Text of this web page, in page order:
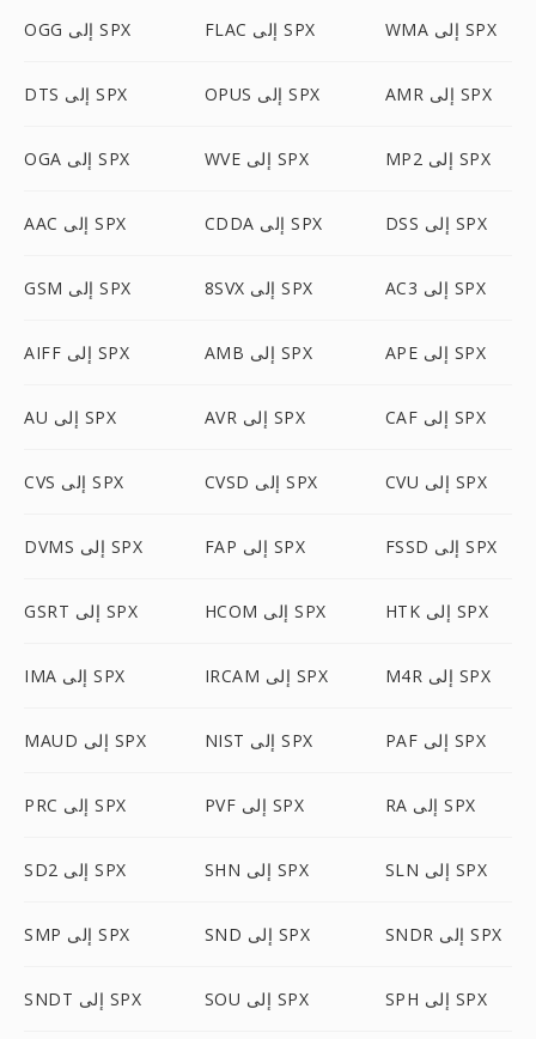
OGG إلى SPX FLAC إلى SPX WMA إلى SPX
DTS إلى SPX OPUS إلى SPX AMR إلى SPX
OGA إلى SPX WVE إلى SPX MP2 إلى SPX
AAC إلى SPX CDDA إلى SPX DSS إلى SPX
GSM إلى SPX 8SVX إلى SPX AC3 إلى SPX
AIFF إلى SPX AMB إلى SPX APE إلى SPX
AU إلى SPX AVR إلى SPX CAF إلى SPX
CVS إلى SPX CVSD إلى SPX CVU إلى SPX
DVMS إلى SPX FAP إلى SPX FSSD إلى SPX
GSRT إلى SPX HCOM إلى SPX HTK إلى SPX
IMA إلى SPX IRCAM إلى SPX M4R إلى SPX
MAUD إلى SPX NIST إلى SPX PAF إلى SPX
PRC إلى SPX PVF إلى SPX RA إلى SPX
SD2 إلى SPX SHN إلى SPX SLN إلى SPX
SMP إلى SPX SND إلى SPX SNDR إلى SPX
SNDT إلى SPX SOU إلى SPX SPH إلى SPX